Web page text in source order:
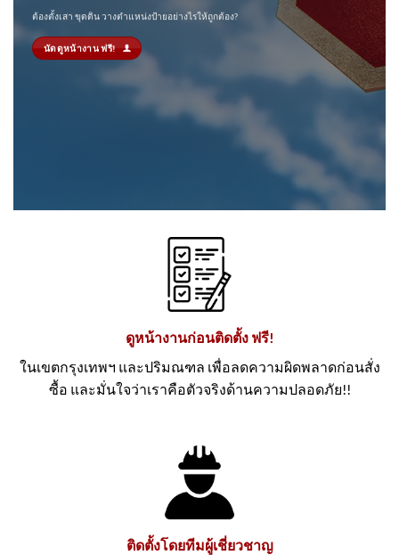
ต้องตั้งเสา ขุดดิน วางตำแหน่งป้ายอย่างไรให้ถูกต้อง?
นัดดูหน้างาน ฟรี!
ดูหน้างานก่อนติดตั้ง ฟรี!
ในเขตกรุงเทพฯ และปริมณฑล เพื่อลดความผิดพลาดก่อนสั่ง
ซื้อ และมั่นใจว่าเราคือตัวจริงด้านความปลอดภัย!!
ติดตั้งโดยทีมผู้เชี่ยวชาญ